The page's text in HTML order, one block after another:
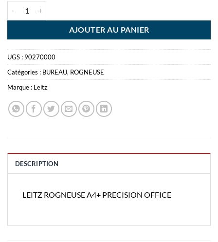
AJOUTER AU PANIER
UGS : 90270000
Catégories : BUREAU, ROGNEUSE
Marque : Leitz
DESCRIPTION
LEITZ ROGNEUSE A4+ PRECISION OFFICE